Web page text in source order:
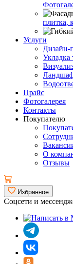
плитка,
Услуги
Дизайн-
Укладка
Прайс
Фотогалерея
Контакты
Покупателю
О
Отзывы
Избранное
Соцсети и